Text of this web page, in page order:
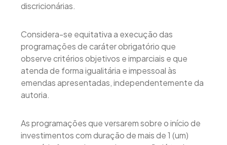
discricionárias.
Considera-se equitativa a execução das
programações de caráter obrigatório que
observe critérios objetivos e imparciais e que
atenda de forma igualitária e impessoal às
emendas apresentadas, independentemente da
autoria.
As programações que versarem sobre o início de
investimentos com duração de mais de 1 (um)